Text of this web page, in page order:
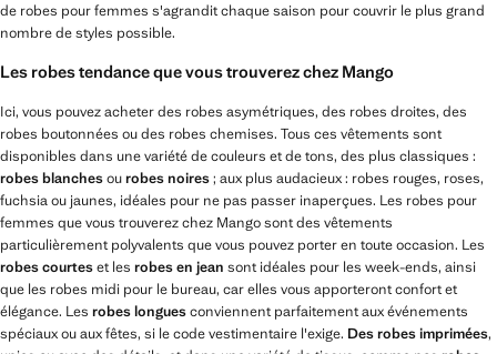
de robes pour femmes s'agrandit chaque saison pour couvrir le plus grand
nombre de styles possible.
Les robes tendance que vous trouverez chez Mango
Ici, vous pouvez acheter des robes asymétriques, des robes droites, des
robes boutonnées ou des robes chemises. Tous ces vêtements sont
disponibles dans une variété de couleurs et de tons, des plus classiques :
robes blanchesourobes noires; aux plus audacieux : robes rouges, roses,
fuchsia ou jaunes, idéales pour ne pas passer inaperçues. Les robes pour
femmes que vous trouverez chez Mango sont des vêtements
particulièrement polyvalents que vous pouvez porter en toute occasion. Les
robes courteset les robes en jean sont idéales pour les week-ends, ainsi
que les robes midi pour le bureau, car elles vous apporteront confort et
élégance. Les robes longuesconviennent parfaitement aux événements
spéciaux ou aux fêtes, si le code vestimentaire l'exige. Des robes imprimées,